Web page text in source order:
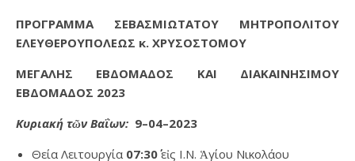
ΠΡΟΓΡΑΜΜΑ ΣΕΒΑΣΜΙΩΤΑΤΟΥ ΜΗΤΡΟΠΟΛΙΤΟΥ
ΕΛΕΥΘΕΡΟΥΠΟΛΕΩΣ κ. ΧΡΥΣΟΣΤΟΜΟΥ
ΜΕΓΑΛΗΣ ΕΒΔΟΜΑΔΟΣ ΚΑΙ ΔΙΑΚΑΙΝΗΣΙΜΟΥ
ΕΒΔΟΜΑΔΟΣ 2023
Κυριακή τῶν Βαΐων: 9–04–2023
Θεία Λειτουργία 07:30΄εἰς Ι.Ν. Ἁγίου Νικολάου